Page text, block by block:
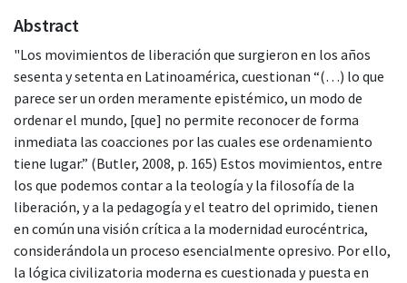
Abstract
"Los movimientos de liberación que surgieron en los años
sesenta y setenta en Latinoamérica, cuestionan “(…) lo que
parece ser un orden meramente epistémico, un modo de
ordenar el mundo, [que] no permite reconocer de forma
inmediata las coacciones por las cuales ese ordenamiento
tiene lugar.” (Butler, 2008, p. 165) Estos movimientos, entre
los que podemos contar a la teología y la filosofía de la
liberación, y a la pedagogía y el teatro del oprimido, tienen
en común una visión crítica a la modernidad eurocéntrica,
considerándola un proceso esencialmente opresivo. Por ello,
la lógica civilizatoria moderna es cuestionada y puesta en